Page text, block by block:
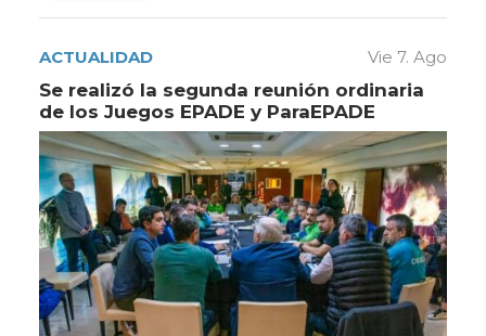
ACTUALIDAD Vie 7. Ago
Se realizó la segunda reunión ordinaria
de los Juegos EPADE y ParaEPADE